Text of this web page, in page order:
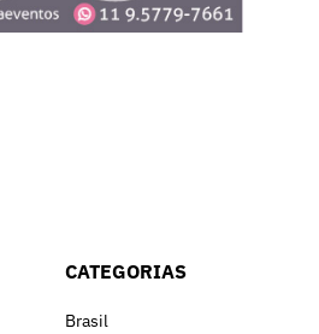
CATEGORIAS
Brasil